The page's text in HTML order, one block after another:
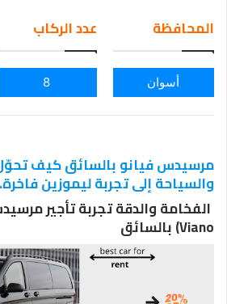
ail
المحافظة
أسوان
عدد الركاب
8
مرسيدس فيانو بالسائق كيف تحوّل
والسياحة إلى تجربة ليموزين فاخرة.
Viano) بالسائق